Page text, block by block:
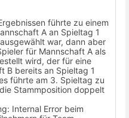
führte zu einem
A an Spieltag 1
war, dann aber
für Mannschaft A als
wird, der für eine
B bereits an Spieltag 1
führte am 3. Spieltag zu
Stammposition doppelt
Internal Error beim